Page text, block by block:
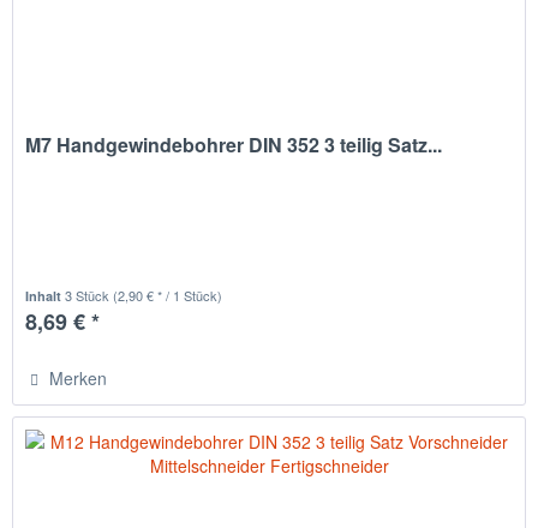
M7 Handgewindebohrer DIN 352 3 teilig Satz...
Inhalt3 Stück (2,90 € * / 1 Stück)
8,69 € *
Merken